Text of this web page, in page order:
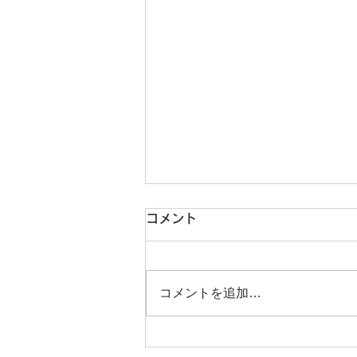
【中小企業経営者必見】ベテ
コメント
コメントを追加…